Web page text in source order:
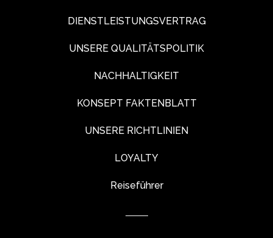
DIENSTLEISTUNGSVERTRAG
UNSERE QUALITÄTSPOLITIK
NACHHALTIGKEIT
KONSEPT FAKTENBLATT
UNSERE RICHTLINIEN
LOYALTY
Reiseführer